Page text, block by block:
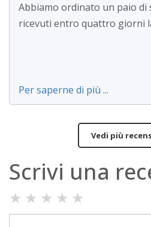
Abbiamo ordinato un paio di
ricevuti entro quattro giorni
Per saperne di più ...
Vedi più
Scrivi una
★ ★ ★ ★ ★